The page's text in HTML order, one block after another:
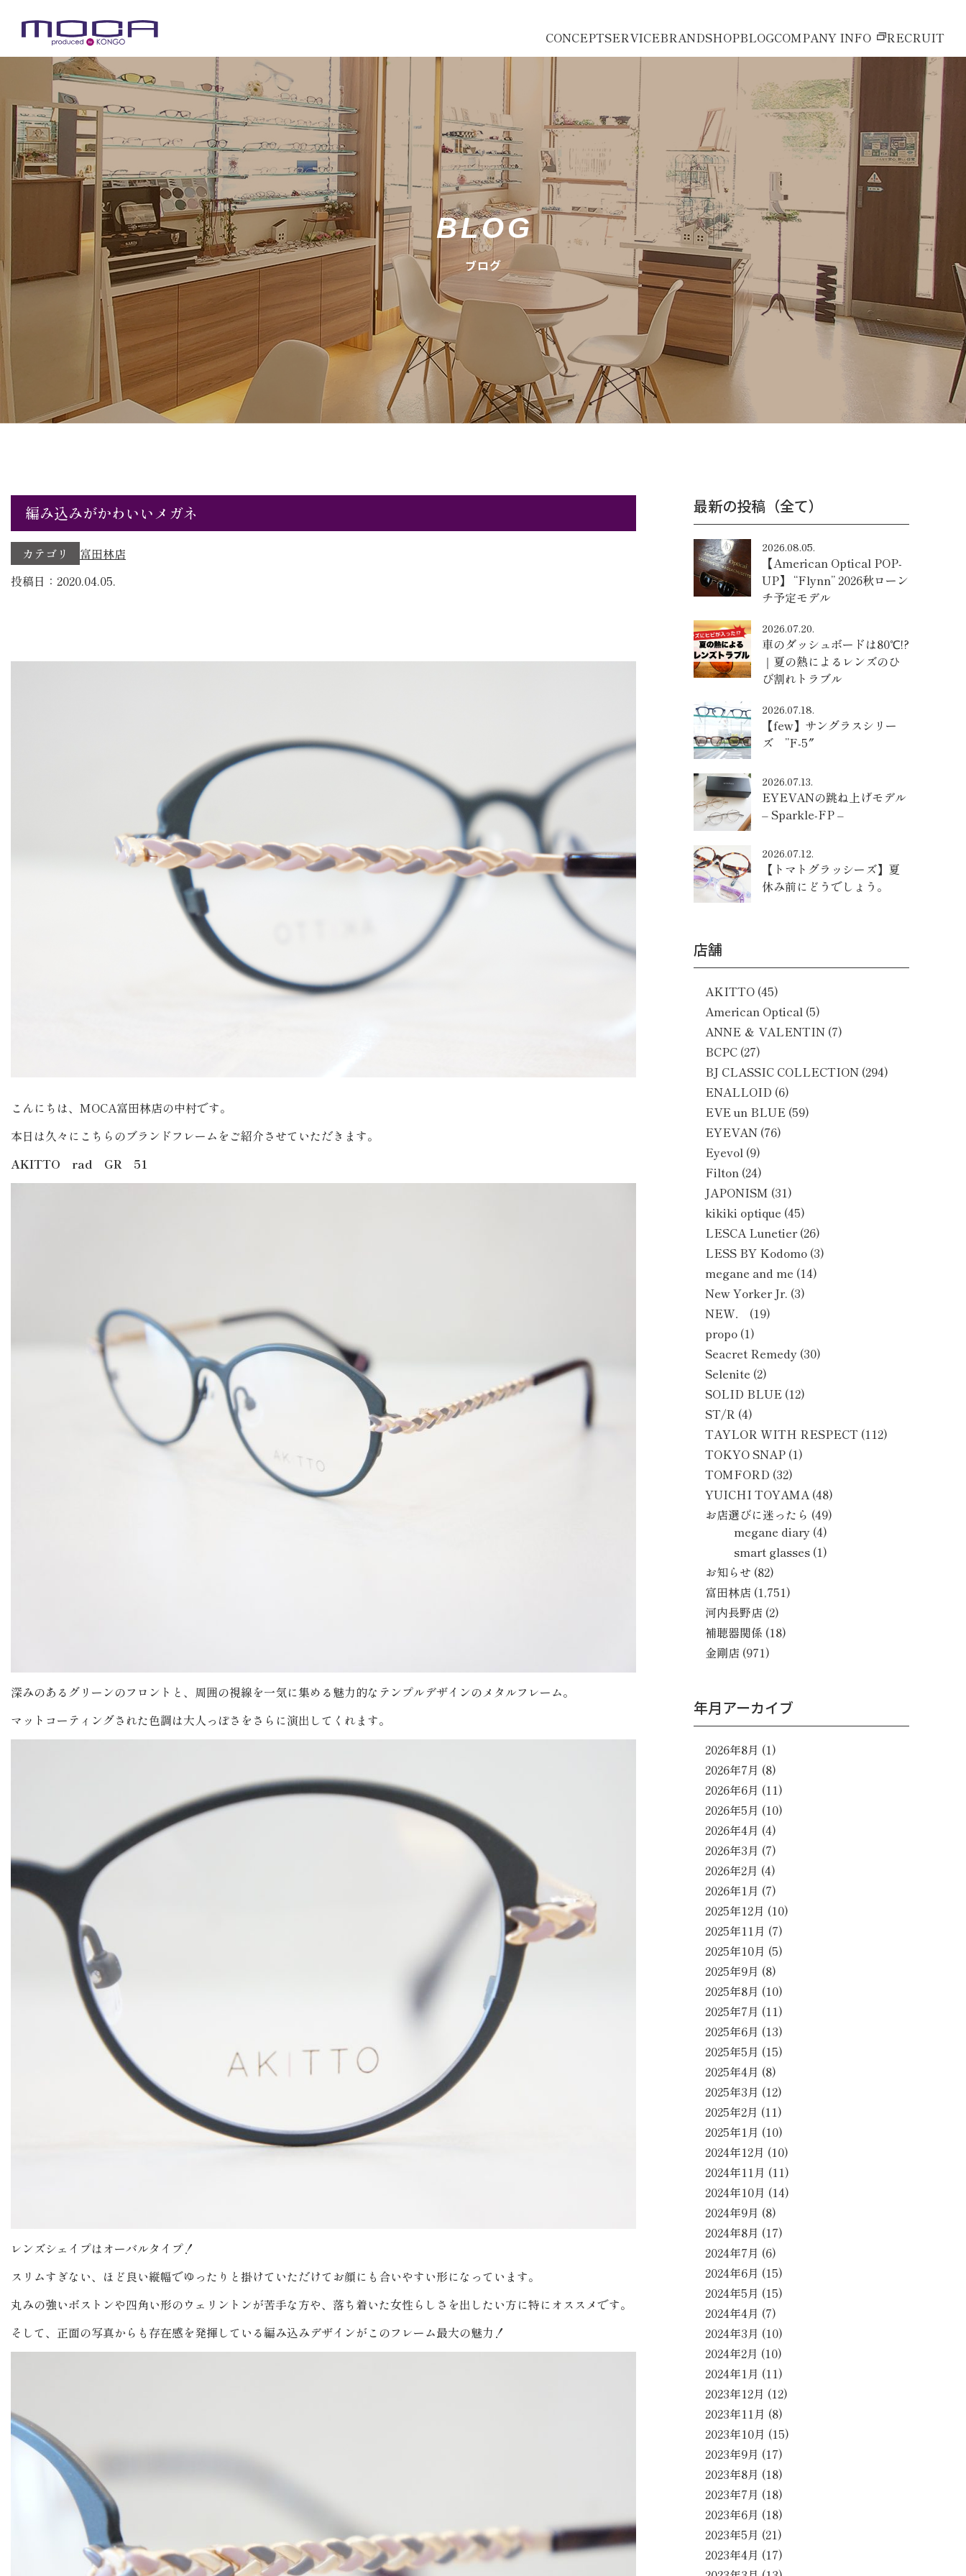
CONCEPTSERVICEBRANDSHOPBLOGCOMPANY INFO RECRUIT
BLOG
ブログ
編み込みがかわいいメガネ
カテゴリ
富田林店
投稿日：2020.04.05.
こんにちは、MOCA富田林店の中村です。
本日は久々にこちらのブランドフレームをご紹介させていただきます。
AKITTO rad GR 51
深みのあるグリーンのフロントと、周囲の視線を一気に集める魅力的なテンプルデザインのメタルフレーム。
マットコーティングされた色調は大人っぽさをさらに演出してくれます。
レンズシェイプはオーバルタイプ！
スリムすぎない、ほど良い縦幅でゆったりと掛けていただけてお顔にも合いやすい形になっています。
丸みの強いボストンや四角い形のウェリントンが苦手な方や、落ち着いた女性らしさを出したい方に特にオススメです。
そして、正面の写真からも存在感を発揮している編み込みデザインがこのフレーム最大の魅力！
最新の投稿（全て）
2026.08.05.
【American Optical POP-
UP】 “Flynn” 2026秋ローン
チ予定モデル
2026.07.20.
車のダッシュボードは80℃!?
｜夏の熱によるレンズのひ
び割れトラブル
2026.07.18.
【few】サングラスシリー
ズ ”F-5″
2026.07.13.
EYEVANの跳ね上げモデル
– Sparkle-FP –
2026.07.12.
【トマトグラッシーズ】夏
休み前にどうでしょう。
店舗
AKITTO (45)
American Optical (5)
ANNE ＆ VALENTIN (7)
BCPC (27)
BJ CLASSIC COLLECTION (294)
ENALLOID (6)
EVE un BLUE (59)
EYEVAN (76)
Eyevol (9)
Filton (24)
JAPONISM (31)
kikiki optique (45)
LESCA Lunetier(26)
LESS BY Kodomo (3)
megane and me (14)
New Yorker Jr. (3)
NEW．
(19)
propo (1)
Seacret Remedy (30)
Selenite (2)
SOLID BLUE (12)
ST/R (4)
TAYLOR WITH RESPECT (112)
TOKYO SNAP (1)
TOMFORD (32)
YUICHI TOYAMA(48)
お店選びに迷ったら (49)
megane diary (4)
smart glasses (1)
お知らせ (82)
富田林店 (1,751)
河内長野店 (2)
補聴器関係 (18)
金剛店 (971)
年月アーカイブ
2026年8月 (1)
2026年7月 (8)
2026年6月 (11)
2026年5月 (10)
2026年4月 (4)
2026年3月 (7)
2026年2月 (4)
2026年1月 (7)
2025年12月 (10)
2025年11月 (7)
2025年10月 (5)
2025年9月 (8)
2025年8月 (10)
2025年7月 (11)
2025年6月 (13)
2025年5月 (15)
2025年4月 (8)
2025年3月 (12)
2025年2月 (11)
2025年1月 (10)
2024年12月 (10)
2024年11月 (11)
2024年10月 (14)
2024年9月 (8)
2024年8月 (17)
2024年7月 (6)
2024年6月 (15)
2024年5月 (15)
2024年4月 (7)
2024年3月 (10)
2024年2月 (10)
2024年1月 (11)
2023年12月 (12)
2023年11月 (8)
2023年10月 (15)
2023年9月 (17)
2023年8月 (18)
2023年7月 (18)
2023年6月 (18)
2023年5月 (21)
2023年4月 (17)